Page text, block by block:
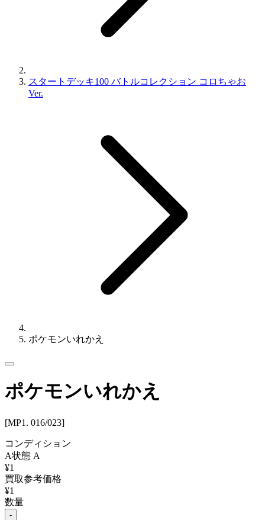
スタートデッキ100 バトルコレクション コロちゃお
Ver.
ポケモンいれかえ
ポケモンいれかえ
[MP1. 016/023]
コンディション
A状態 A
¥1
買取参考価格
¥1
数量
-